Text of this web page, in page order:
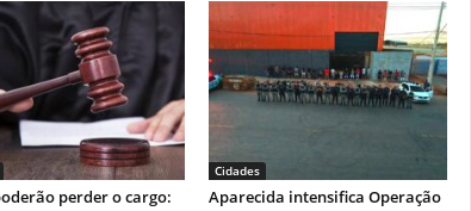
perder o cargo:
Cidades
Aparecida intensifica Operação